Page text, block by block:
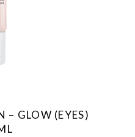
– GLOW (EYES)